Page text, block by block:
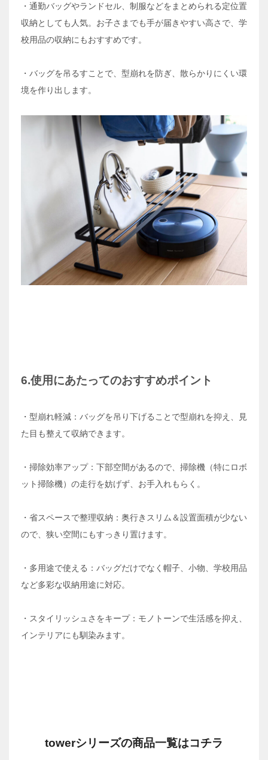
・通勤バッグやランドセル、制服などをまとめられる定位置
収納としても人気。お子さまでも手が届きやすい高さで、学
校用品の収納にもおすすめです。
・バッグを吊るすことで、型崩れを防ぎ、散らかりにくい環
境を作り出します。
6.使用にあたってのおすすめポイント
・型崩れ軽減：バッグを吊り下げることで型崩れを抑え、見
た目も整えて収納できます。
・掃除効率アップ：下部空間があるので、掃除機（特にロボ
ット掃除機）の走行を妨げず、お手入れもらく。
・省スペースで整理収納：奥行きスリム＆設置面積が少ない
ので、狭い空間にもすっきり置けます。
・多用途で使える：バッグだけでなく帽子、小物、学校用品
など多彩な収納用途に対応。
・スタイリッシュさをキープ：モノトーンで生活感を抑え、
インテリアにも馴染みます。
towerシリーズの商品一覧はコチラ